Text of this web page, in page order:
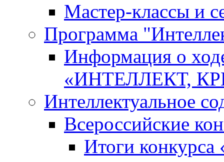
Мастер-классы и
Программа
Информация о
«ИНТЕЛЛЕКТ,
Интеллектуальное
Всероссийские
Итоги конкурса